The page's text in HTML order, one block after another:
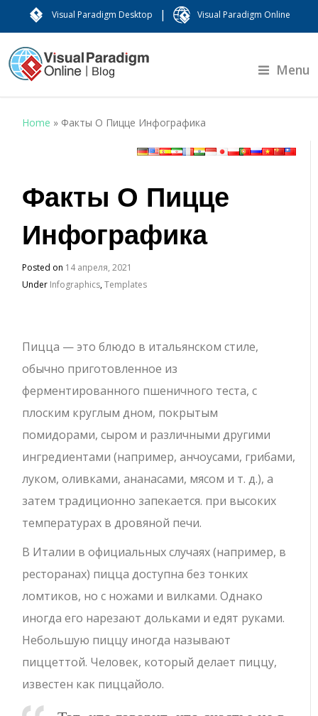
Visual Paradigm Desktop | Visual Paradigm Online
Menu
Home » Факты О Пицце Инфографика
Факты О Пицце
Инфографика
Posted on 14 апреля, 2021
Under Infographics,Templates
Пицца — это блюдо в итальянском стиле,
обычно приготовленное из
ферментированного пшеничного теста, с
плоским круглым дном, покрытым
помидорами, сыром и различными другими
ингредиентами (например, анчоусами, грибами,
луком, оливками, ананасами, мясом и т. д.), а
затем традиционно запекается. при высоких
температурах в дровяной печи.
В Италии в официальных случаях (например, в
ресторанах) пицца доступна без тонких
ломтиков, но с ножами и вилками. Однако
иногда его нарезают дольками и едят руками.
Небольшую пиццу иногда называют
пиццеттой. Человек, который делает пиццу,
известен как пиццайоло.